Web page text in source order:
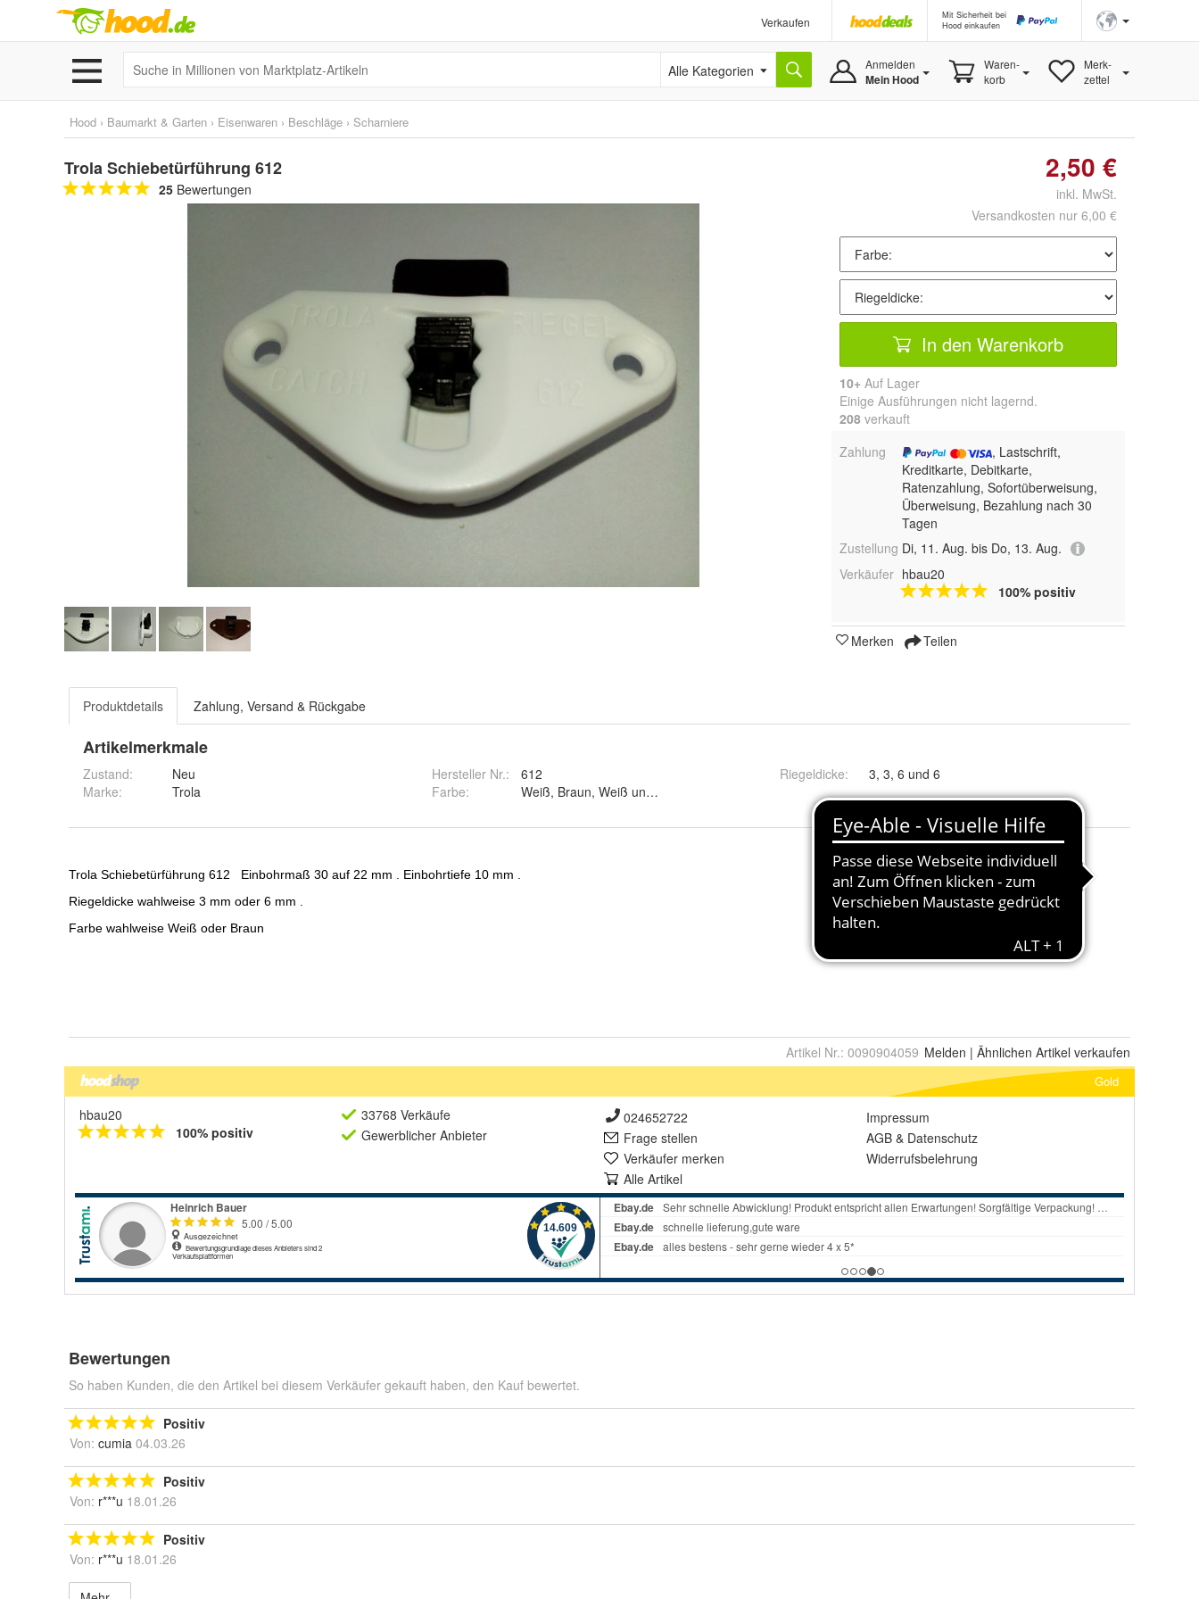
Verkaufen
Mit Sicherheit bei
Hood einkaufen
Alle Kategorien Anmelden
Mein Hood
Waren-
korb
Merk-
zettel
Hood › Baumarkt & Garten › Eisenwaren › Beschläge › Scharniere
Trola Schiebetürführung 612
25 Bewertungen
2,50 €
inkl. MwSt.
Versandkosten nur 6,00 €
In den Warenkorb
10+ Auf Lager
Einige Ausführungen nicht lagernd.
208 verkauft
Zahlung
, Lastschrift,
Kreditkarte, Debitkarte,
Ratenzahlung, Sofortüberweisung,
Überweisung, Bezahlung nach 30
Tagen
Zustellung Di, 11. Aug. bis Do, 13. Aug.
Verkäufer hbau20
100% positiv
Merken Teilen
Produktdetails Zahlung, Versand & Rückgabe
Artikelmerkmale
Zustand:
Neu
Marke:
Trola
Hersteller Nr.:
612
Farbe: Weiß, Braun, Weiß und Braun
Riegeldicke: 3, 3, 6 und 6
Artikel Nr.: 0090904059 Melden | Ähnlichen Artikel verkaufen
Gold
hbau20
100% positiv
33768 Verkäufe
Gewerblicher Anbieter
024652722
Frage stellen
Verkäufer merken
Alle Artikel
Impressum
AGB & Datenschutz
Widerrufsbelehrung
Bewertungen
So haben Kunden, die den Artikel bei diesem Verkäufer gekauft haben, den Kauf bewertet.
Positiv
Von: cumia 04.03.26
Positiv
Von: r***u 18.01.26
Positiv
Von: r***u 18.01.26